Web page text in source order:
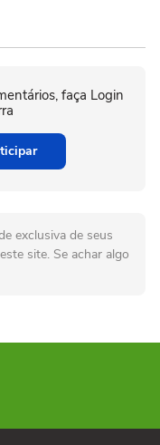
faça Login
exclusiva de seus
site. Se achar algo